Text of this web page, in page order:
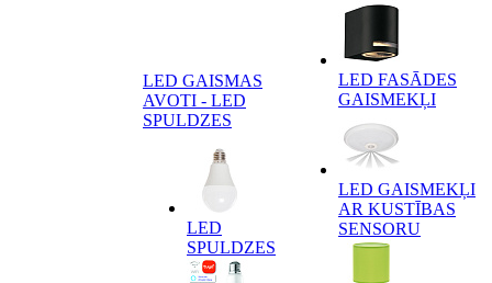
LED GAISMAS
AVOTI - LED
SPULDZES
LED
SPULDZES
LED FASĀDES
GAISMEKĻI
LED GAISMEKĻI
AR KUSTĪBAS
SENSORU